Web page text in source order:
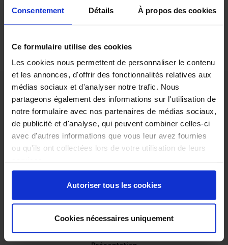
Consentement Détails À propos des cookies
Ce formulaire utilise des cookies
Les cookies nous permettent de personnaliser le contenu
et les annonces, d'offrir des fonctionnalités relatives aux
médias sociaux et d'analyser notre trafic. Nous
partageons également des informations sur l'utilisation de
notre formulaire avec nos partenaires de médias sociaux,
de publicité et d'analyse, qui peuvent combiner celles-ci
avec d'autres informations que vous leur avez fournies
ou qu'ils ont collectées lors de votre utilisation de leurs
Autoriser tous les cookies
Cookies nécessaires uniquement
ENVIROpro
Rennes
Grand-Ouest